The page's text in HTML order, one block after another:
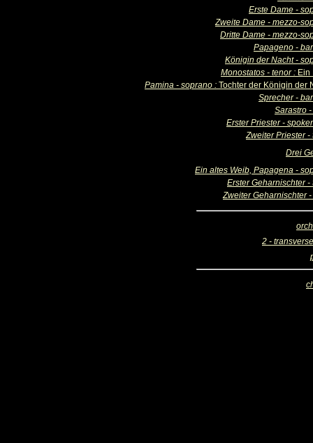
Erste Dame -
Zweite Dame - mezzo-
Dritte Dame - mezzo-
Papageno -
Königin der Nacht -
Monostatos - tenor : Ein
Pamina - soprano : Tochter der Königin der
Sprecher -
Sarastro
Erster Priester -
Zweiter Priester -
Drei
Ein altes Weib, Papagena -
Erster Geharnischter -
Zweiter Geharnischter
2 -